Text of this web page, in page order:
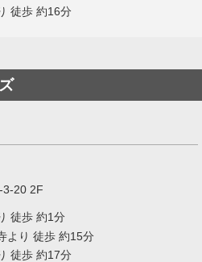
徒歩 約16分
3-20 2F
徒歩 約1分
より 徒歩 約15分
徒歩 約17分